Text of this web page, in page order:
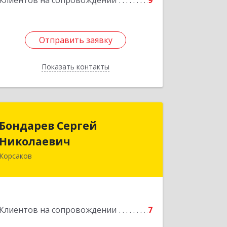
Отправить заявку
Показать контакты
Отправить заявку
Назад
Бондарев Сергей
Николаевич
Корсаков
Клиентов на сопровождении 7
Бондарев Сергей
Николаевич